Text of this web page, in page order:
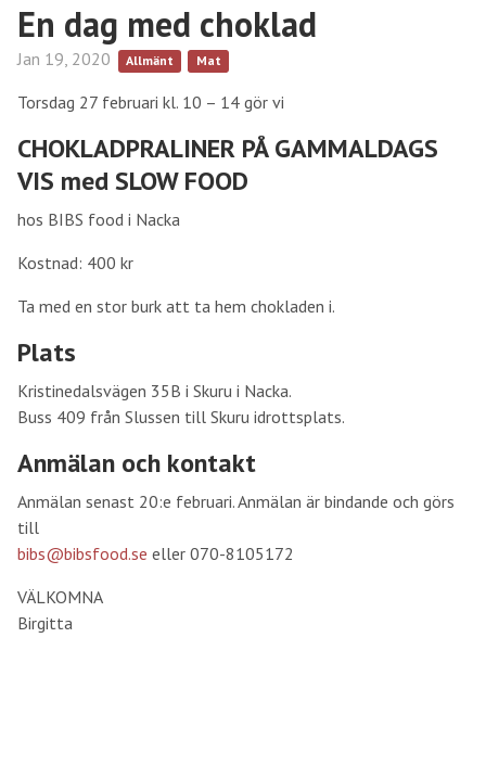
En dag med choklad
Jan 19, 2020 Allmänt Mat
Torsdag 27 februari kl. 10 – 14 gör vi
CHOKLADPRALINER PÅ GAMMALDAGS
VIS med SLOW FOOD
hos BIBS food i Nacka
Kostnad: 400 kr
Ta med en stor burk att ta hem chokladen i.
Plats
Kristinedalsvägen 35B i Skuru i Nacka.
Buss 409 från Slussen till Skuru idrottsplats.
Anmälan och kontakt
Anmälan senast 20:e februari. Anmälan är bindande och görs
till
bibs@bibsfood.se eller 070-8105172
VÄLKOMNA
Birgitta